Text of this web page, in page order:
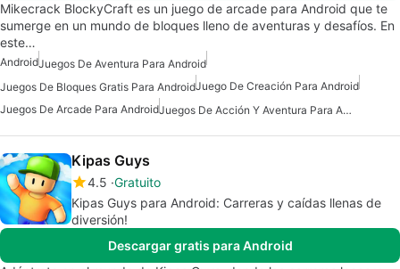
Mikecrack BlockyCraft es un juego de arcade para Android que te
sumerge en un mundo de bloques lleno de aventuras y desafíos. En
este…
AndroidJuegos De Aventura Para Android
Juegos De Bloques Gratis Para AndroidJuego De Creación Para Android
Juegos De Arcade Para Android
Juegos De Acción Y Aventura Para Android
Kipas Guys
4.5 Gratuito
Kipas Guys para Android: Carreras y caídas llenas de
diversión!
Descargar gratis para Android